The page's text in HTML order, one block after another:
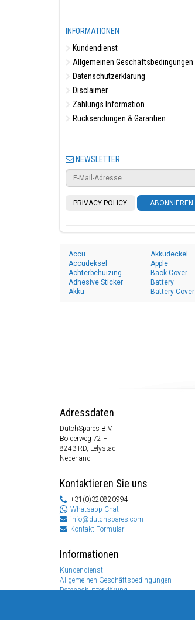
INFORMATIONEN
Kundendienst
Allgemeinen Geschäftsbedingungen
Datenschutzerklärung
Disclaimer
Zahlungs Information
Rücksendungen & Garantien
NEWSLETTER
PRIVACY POLICY ABONNIEREN
Accu
Accudeksel
Achterbehuizing
Adhesive Sticker
Akku
Akkudeckel
Apple
Back Cover
Battery
Battery Cover
Adressdaten
DutchSpares B.V.
Bolderweg 72 F
8243 RD, Lelystad
Nederland
Kontaktieren Sie uns
+31(0)320820994
Whatsapp Chat
info@dutchspares.com
Kontakt Formular
Informationen
Kundendienst
Allgemeinen Geschäftsbedingungen
Datenschutzerklärung